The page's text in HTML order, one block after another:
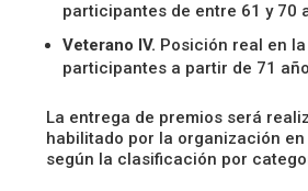
participantes de entre 61 y 70
Veterano IV. Posición real en
participantes a partir de 71
La entrega de premios será
habilitado por la organización
según la clasificación por